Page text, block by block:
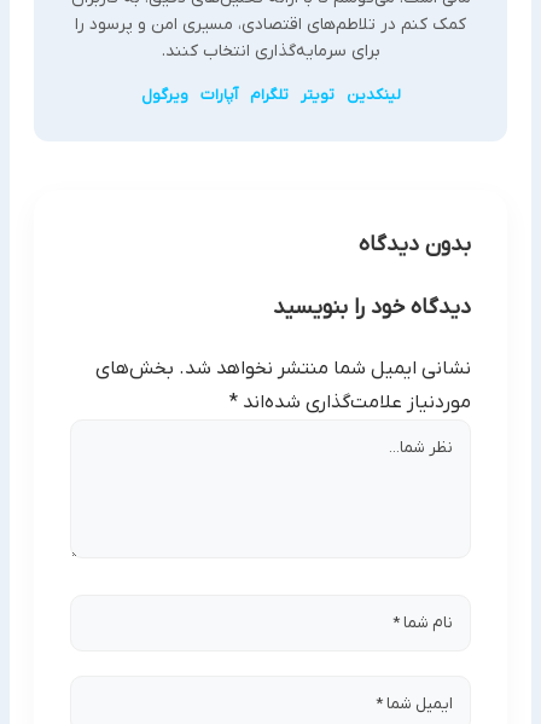
کمک کنم در تلاطم‌های اقتصادی، مسیری امن و پرسود را
برای سرمایه‌گذاری انتخاب کنند.
لینکدین تویتر تلگرام آپارات ویرگول
بدون دیدگاه
دیدگاه خود را بنویسید
نشانی ایمیل شما منتشر نخواهد شد. بخش‌های
موردنیاز علامت‌گذاری شده‌اند *